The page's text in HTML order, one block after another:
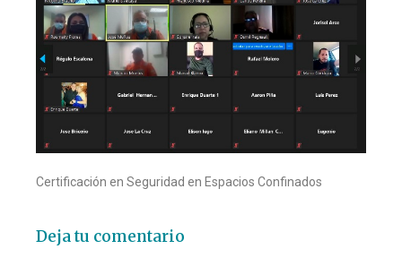
Certificación en Seguridad en Espacios Confinados
Deja tu comentario